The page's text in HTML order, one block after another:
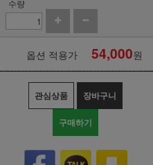
수량
옵션 적용가 54,000원
관심상품 장바구니
구매하기